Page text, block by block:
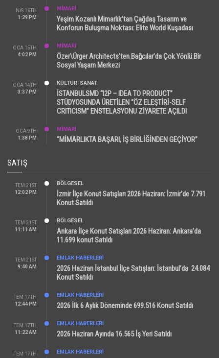
NIS 16TH
1:29 PM
MİMARİ
Yeşim Kozanlı Mimarlık’tan Çağdaş Tasarım ve
Konforun Buluşma Noktası: Elite World Kuşadası
OCA 15TH
4:02 PM
MİMARİ
Özer\Ürger Architects’ten Bağcılar’da Çok Yönlü Bir
Sosyal Yaşam Merkezi
OCA 14TH
3:37 PM
KÜLTÜR-SANAT
İSTANBULSMD “I2P – IDEA TO PRODUCT”
STÜDYOSUNDA ÜRETİLEN “ÖZ ELEŞTİRİ-SELF
CRITICISM” ENSTELASYONU ZİYARETE AÇILDI
OCA 9TH
1:38 PM
MİMARİ
“MİMARLIKTA BAŞARI, İŞ BİRLİĞİNDEN GEÇİYOR”
SATIŞ
TEM 21ST
12:02 PM
BÖLGESEL
İzmir İlçe Konut Satışları 2026 Haziran: İzmir’de 7.791
Konut Satıldı
TEM 21ST
11:11 AM
BÖLGESEL
Ankara İlçe Konut Satışları 2026 Haziran: Ankara’da
11.699 konut Satıldı
TEM 21ST
9:40 AM
EMLAK HABERLERI
2026 Haziran İstanbul İlçe Satışları: İstanbul’da 24.084
Konut Satıldı
TEM 17TH
12:44 PM
EMLAK HABERLERI
2026 İlk 6 Aylık Döneminde 699.516 Konut Satıldı
TEM 17TH
11:22 AM
EMLAK HABERLERI
2026 Haziran Ayında 16.565 İş Yeri Satıldı
TEM 17TH EMLAK HABERLERI